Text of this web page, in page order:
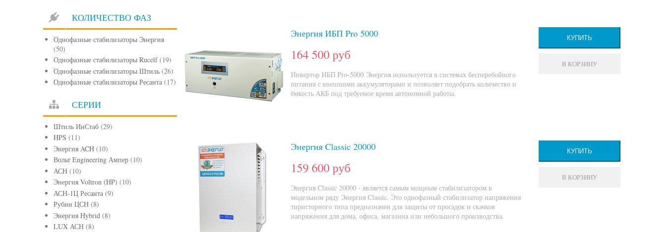
КОЛИЧЕСТВО ФАЗ
Однофазные стабилизаторы Энергия
(50)
Однофазные стабилизаторы Rucelf(19)
Однофазные стабилизаторы Штиль (26)
Однофазные стабилизаторы Ресанта (17)
СЕРИИ
Штиль ИнСтаб (29)
HPS (11)
Энергия ACH (10)
Вольт Engineering Ампер (10)
АСН (10)
Энергия Voltron (HP) (10)
АСН-1Ц Ресанта (9)
Рубин ЦСН (8)
Энергия Hybrid (8)
LUX АСН (8)
Энергия ИБП Pro 5000
164 500 руб
Инвертор ИБП Pro-5000 Энергия используется в системах бесперебойного
питания с внешними аккумуляторами и позволяет подобрать количество и
ёмкость АКБ под требуемое время автономной работы.
КУПИТЬ
В КОРЗИНУ
Энергия Classic 20000
159 600 руб
Энергия Classic 20000 - является самым мощным стабилизатором в
модельном ряду Энергия Classic. Это однофазный стабилизатор напряжения
тиристорного типа предназначен для защиты от просадок и скачков
напряжения для дома, офиса, магазина или небольшого производства.
КУПИТЬ
В КОРЗИНУ